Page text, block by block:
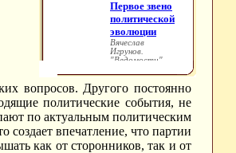
вопросов. Другого постоянно
политические события, не
по актуальным политическим
впечатление, что партии
как от сторонников, так и от